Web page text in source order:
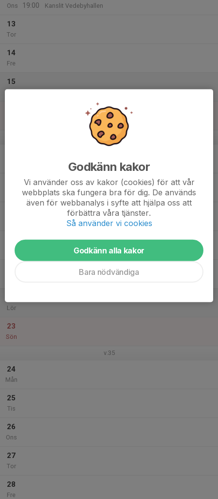
Ons
19:00
Kanslit Vedebyhallen
13
Tor
14
Fre
15
v.34
Tor
Lör
23
Sön
v.35
24
Mån
25
Tis
26
Ons
27
Tor
28
Fre
Godkänn kakor
Vi använder oss av kakor (cookies) för att vår
webbplats ska fungera bra för dig. De används
även för webbanalys i syfte att hjälpa oss att
förbättra våra tjänster.
Så använder vi cookies
Godkänn alla kakor
Bara nödvändiga